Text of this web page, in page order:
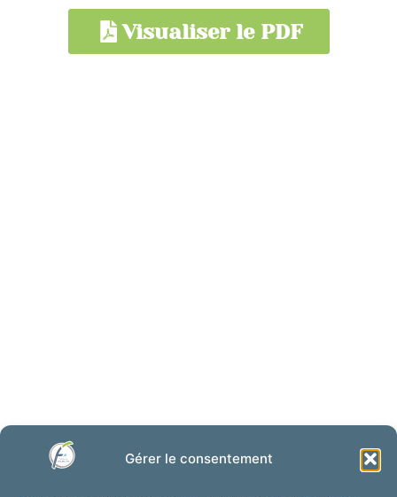
Gérer le consentement
Visualiser le PDF